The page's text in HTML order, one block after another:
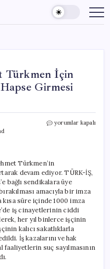
Türkmen İçin
Girmesi
Sendikalar,
İmza
Topladı:
Hapse
Girmesi
Kabul
Edilemez
için
yorumlar kapalı
Türkmen’in
devam ediyor. TÜRK-İŞ,
bağlı sendikalara üye
amacıyla bir imza
kısa süre içinde 1000 imza
iş cinayetlerinin ciddi
her yıl binlerce işçinin
kalıcı sakatlıklarla
İş kazalarını ve hak
suç sayılmasının